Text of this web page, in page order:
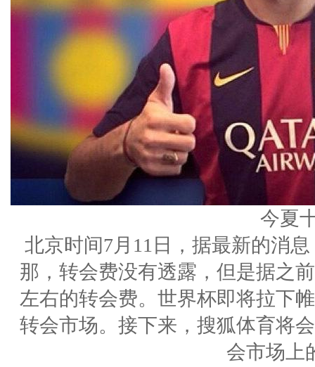
今夏
北京时间7月11日，据最新的消
那，转会费没有透露，但是据之
左右的转会费。世界杯即将拉下
转会市场。接下来，搜狐体育将
会市场上